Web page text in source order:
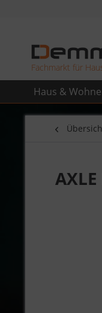
Fachmarkt für
Haus &
AXLE